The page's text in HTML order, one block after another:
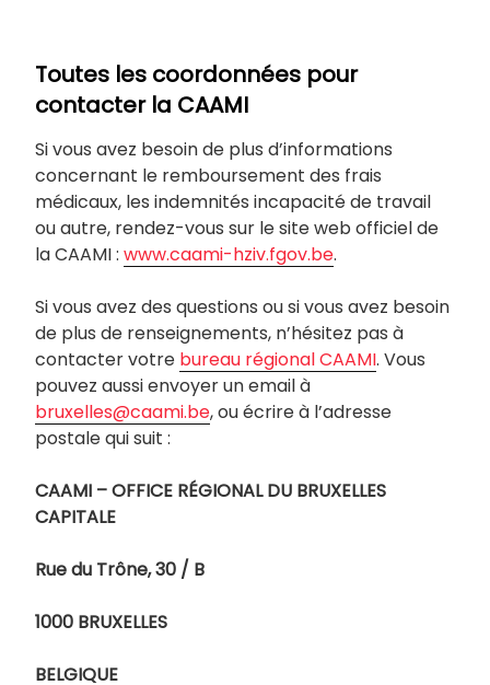
Toutes les coordonnées pour
contacter la CAAMI
Si vous avez besoin de plus d’informations
concernant le remboursement des frais
médicaux, les indemnités incapacité de travail
ou autre, rendez-vous sur le site web officiel de
la CAAMI : www.caami-hziv.fgov.be.
Si vous avez des questions ou si vous avez besoin
de plus de renseignements, n’hésitez pas à
contacter votre bureau régional CAAMI. Vous
pouvez aussi envoyer un email à
bruxelles@caami.be, ou écrire à l’adresse
postale qui suit :
CAAMI – OFFICE RÉGIONAL DU BRUXELLES
CAPITALE
Rue du Trône, 30 / B
1000 BRUXELLES
BELGIQUE